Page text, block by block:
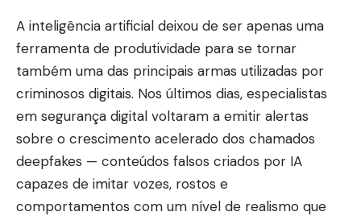
A inteligência artificial deixou de ser apenas uma
ferramenta de produtividade para se tornar
também uma das principais armas utilizadas por
criminosos digitais. Nos últimos dias, especialistas
em segurança digital voltaram a emitir alertas
sobre o crescimento acelerado dos chamados
deepfakes — conteúdos falsos criados por IA
capazes de imitar vozes, rostos e
comportamentos com um nível de realismo que